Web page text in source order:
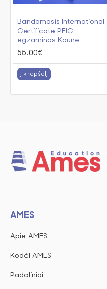
Bandomasis International
Certificate PEIC
egzaminas Kaune
55.00€
Į krepšelį
AMES
Apie AMES
Kodėl AMES
Padaliniai